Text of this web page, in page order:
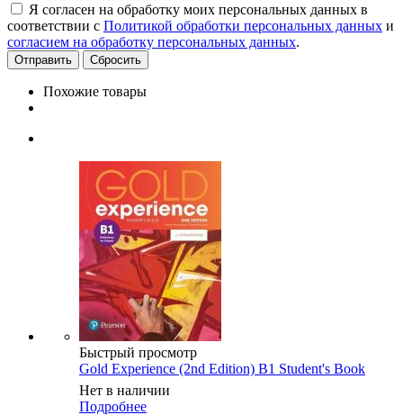
Я согласен на обработку моих персональных данных в
соответствии с Политикой обработки персональных данных и
согласием на обработку персональных данных.
Сбросить
Похожие товары
Быстрый просмотр
Gold Experience (2nd Edition) B1 Student's Book
Нет в наличии
Подробнее